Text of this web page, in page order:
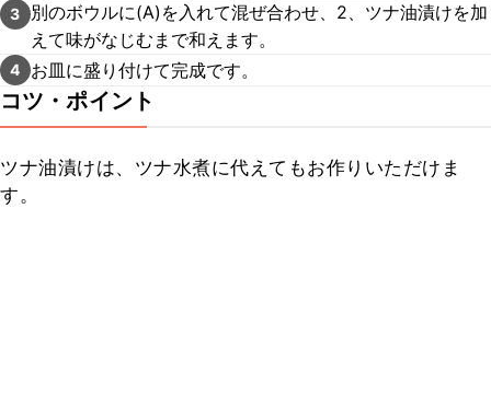
3
別のボウルに(A)を入れて混ぜ合わせ、2、ツナ油漬けを加
えて味がなじむまで和えます。
4 お皿に盛り付けて完成です。
コツ・ポイント
ツナ油漬けは、ツナ水煮に代えてもお作りいただけま
す。